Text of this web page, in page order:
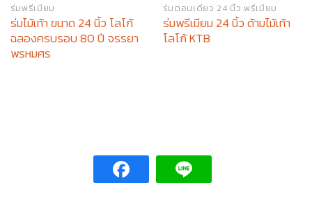
ร่มพรีเมียม
ร่มไม้เท้า ขนาด 24 นิ้ว โลโก้
ฉลองครบรอบ 80 ปี จรรยา
พรหมศร
ร่มตอนเดียว 24 นิ้ว พรีเมียม
ร่มพรีเมียม 24 นิ้ว ด้ามไม้เท้า
โลโก้ KTB